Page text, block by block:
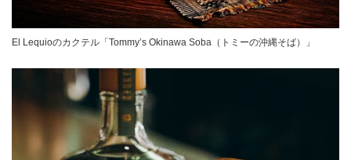
El Lequioのカクテル「Tommy’s Okinawa Soba（トミーの沖縄そば）」